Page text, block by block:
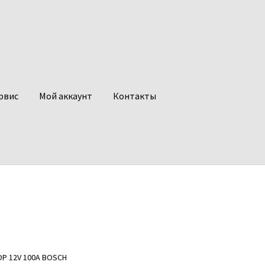
Мой аккаунт Контакты
12V 100A BOSCH